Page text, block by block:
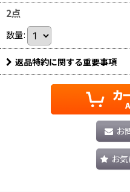
2点
数量:
返品特約に関する重要事項
お
お